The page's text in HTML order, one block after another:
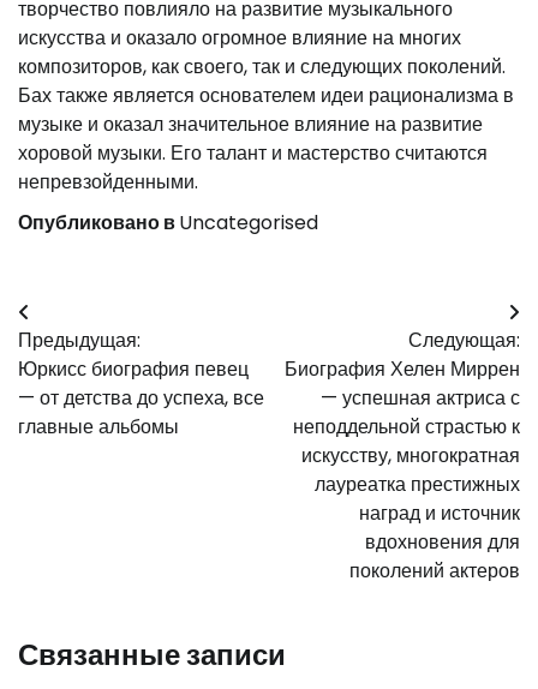
творчество повлияло на развитие музыкального
искусства и оказало огромное влияние на многих
композиторов, как своего, так и следующих поколений.
Бах также является основателем идеи рационализма в
музыке и оказал значительное влияние на развитие
хоровой музыки. Его талант и мастерство считаются
непревзойденными.
Опубликовано вUncategorised
Навигация
по
записям
Предыдущая:
Юркисс биография певец
— от детства до успеха, все
главные альбомы
Следующая:
Биография Хелен Миррен
— успешная актриса с
неподдельной страстью к
искусству, многократная
лауреатка престижных
наград и источник
вдохновения для
поколений актеров
Связанные записи